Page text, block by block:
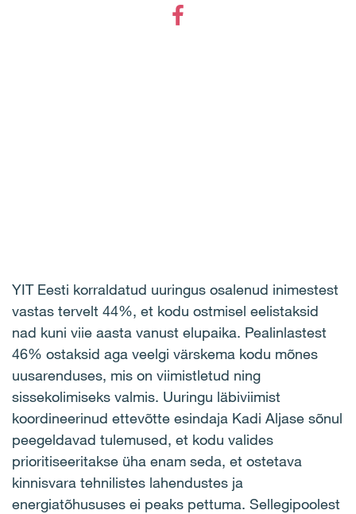
YIT Eesti korraldatud uuringus osalenud inimestest
vastas tervelt 44%, et kodu ostmisel eelistaksid
nad kuni viie aasta vanust elupaika. Pealinlastest
46% ostaksid aga veelgi värskema kodu mõnes
uusarenduses, mis on viimistletud ning
sissekolimiseks valmis. Uuringu läbiviimist
koordineerinud ettevõtte esindaja Kadi Aljase sõnul
peegeldavad tulemused, et kodu valides
prioritiseeritakse üha enam seda, et ostetava
kinnisvara tehnilistes lahendustes ja
energiatõhususes ei peaks pettuma. Sellegipoolest